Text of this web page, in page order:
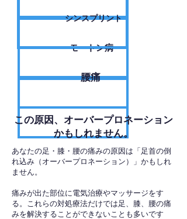
シンスプリント
モートン病
腰痛
​この原因、オーバープロネーション
かもしれません。
あなたの足・膝・腰の痛みの原因は「足首の倒
れ込み（オーバープロネーション）」かもしれ
ません。
痛みが出た部位に電気治療やマッサージをす
る。これらの対処療法だけでは足、膝、腰の痛
みを解決することができないことも多いです